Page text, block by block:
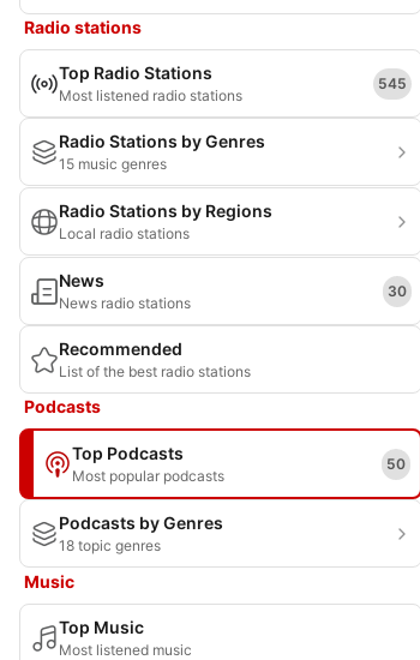
Radio stations
Top Radio Stations
Most listened radio stations
545
Radio Stations by Genres
15 music genres
Radio Stations by Regions
Local radio stations
News
News radio stations
30
Recommended
List of the best radio stations
Podcasts
Top Podcasts
Most popular podcasts
50
Podcasts by Genres
18 topic genres
Music
Top Music
Most listened music